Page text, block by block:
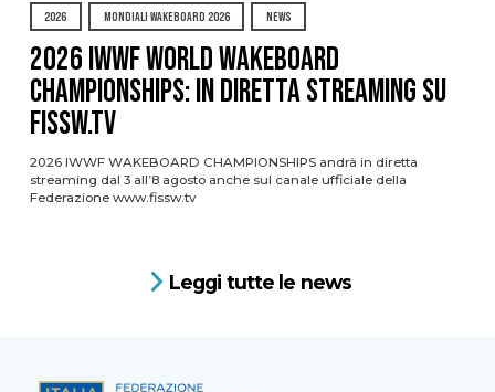
2026 MONDIALI WAKEBOARD 2026 NEWS
2026 IWWF WORLD WAKEBOARD
CHAMPIONSHIPS: IN DIRETTA STREAMING SU
FISSW.TV
2026 IWWF WAKEBOARD CHAMPIONSHIPS andrà in diretta
streaming dal 3 all’8 agosto anche sul canale ufficiale della
Federazione www.fissw.tv
Leggi tutte le news